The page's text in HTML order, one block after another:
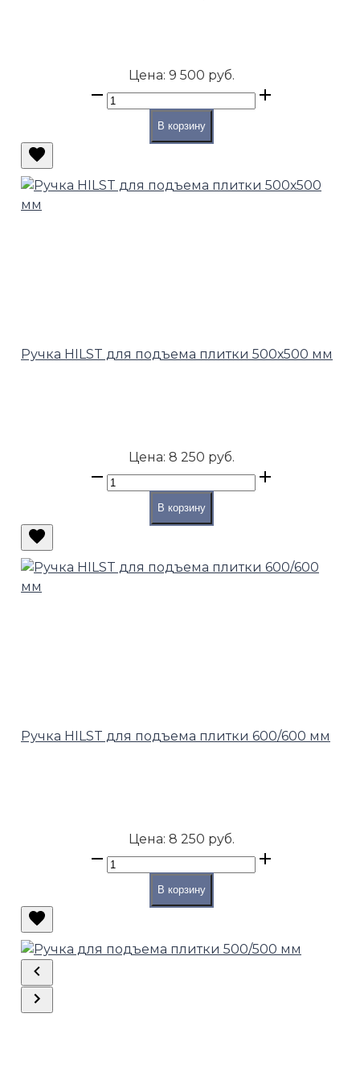
Цена: 9 500 руб.
В корзину
Ручка HILST для подъема плитки 500х500 мм
Цена: 8 250 руб.
В корзину
Ручка HILST для подъема плитки 600/600 мм
Цена: 8 250 руб.
В корзину